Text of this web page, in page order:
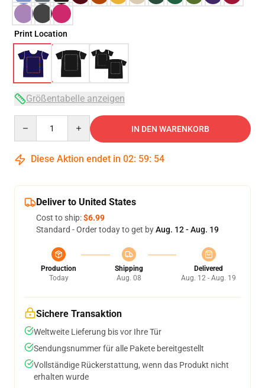
Print Location
Größentabelle anzeigen
IN DEN WARENKORB
Diese Aktion endet in 02: 59: 54
Deliver to United States
Cost to ship:$6.99
Standard - Order today to get byAug. 12 - Aug. 19
Production
Today
Shipping
Aug. 08
Delivered
Aug. 12 - Aug. 19
Sichere Transaktion
Weltweite Lieferung bis vor Ihre Tür
Sendungsnummer für alle Pakete bereitgestellt
Vollständige Rückerstattung, wenn das Produkt nicht
erhalten wurde